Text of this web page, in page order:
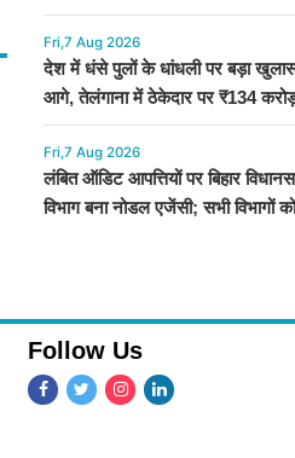
Fri,7 Aug 2026
देश में धंसे पुलों के धांधली पर बड़ा
आगे, तेलंगाना में ठेकेदार पर ₹134 करोड़
Fri,7 Aug 2026
लंबित ऑडिट आपत्तियों पर बिहार
विभाग बना नोडल एजेंसी; सभी विभागों
Follow Us